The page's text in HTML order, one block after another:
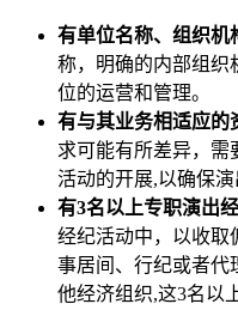
有单位名称、组织机
称，明确的内部组织
位的运营和管理。
有与其业务相适应的
求可能有所差异，需
活动的开展,以确保演
有3名以上专职演出
经纪活动中，以收取
事居间、行纪或者代
他经济组织,这3名以